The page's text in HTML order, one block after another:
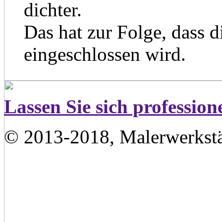
dichter.
Das hat zur Folge, dass
eingeschlossen wird.
Lassen Sie sich
© 2013-2018,